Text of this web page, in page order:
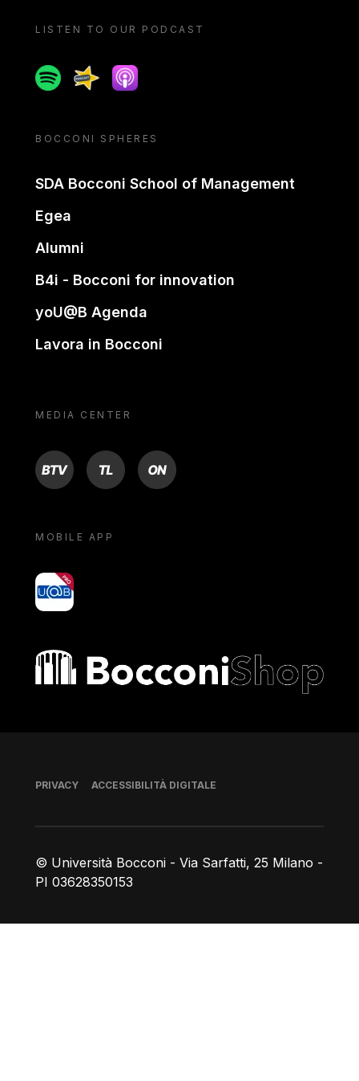
LISTEN TO OUR PODCAST
SpotifySpreakerApple podcast
BOCCONI SPHERES
SDA Bocconi School of Management
Egea
Alumni
B4i - Bocconi for innovation
yoU@B Agenda
Lavora in Bocconi
MEDIA CENTER
BTV TL ON
MOBILE APP
yoU@B
Bocconi shop
© Università Bocconi - Via Sarfatti, 25 Milano -
PI 03628350153
Piè di pagina
PRIVACY ACCESSIBILITÀ DIGITALE